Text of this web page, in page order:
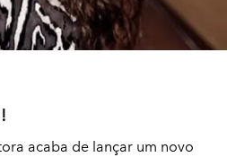
acaba de lançar um novo